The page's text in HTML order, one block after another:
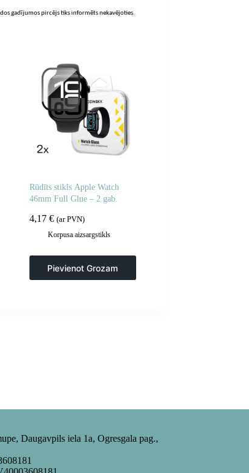
gadījumos pircējs tiks informēts nekavējoties.
Rūdīts stikls Apple Watch
46mm Full Glue – 2 gab.
4,17 € (ar PVN)
Korpusa aizsargstikls
Pievienot Grozam
Daugavpils iela 1a, Ogresgala pag.,